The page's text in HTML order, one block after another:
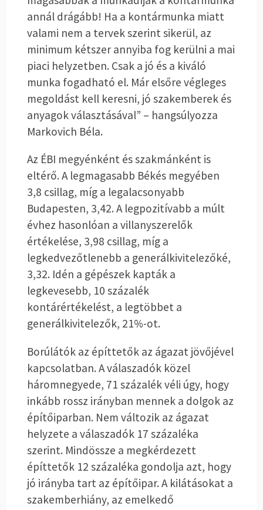
annál drágább! Ha a kontármunka miatt
valami nem a tervek szerint sikerül, az
minimum kétszer annyiba fog kerülni a mai
piaci helyzetben. Csak a jó és a kiváló
munka fogadható el. Már elsőre végleges
megoldást kell keresni, jó szakemberek és
anyagok választásával” – hangsúlyozza
Markovich Béla.
Az ÉBI megyénként és szakmánként is
eltérő. A legmagasabb Békés megyében
3,8 csillag, míg a legalacsonyabb
Budapesten, 3,42. A legpozitívabb a múlt
évhez hasonlóan a villanyszerelők
értékelése, 3,98 csillag, míg a
legkedvezőtlenebb a generálkivitelezőké,
3,32. Idén a gépészek kapták a
legkevesebb, 10 százalék
kontárértékelést, a legtöbbet a
generálkivitelezők, 21%-ot.
Borúlátók az építtetők az ágazat jövőjével
kapcsolatban. A válaszadók közel
háromnegyede, 71 százalék véli úgy, hogy
inkább rossz irányban mennek a dolgok az
építőiparban. Nem változik az ágazat
helyzete a válaszadók 17 százaléka
szerint. Mindössze a megkérdezett
építtetők 12 százaléka gondolja azt, hogy
jó irányba tart az építőipar. A kilátásokat a
szakemberhiány, az emelkedő